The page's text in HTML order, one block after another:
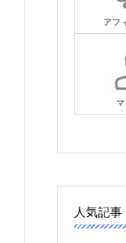
アフ
人気記事